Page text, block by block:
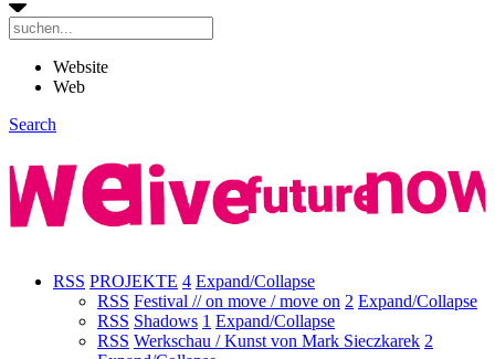
Website
Web
Search
RSS PROJEKTE 4 Expand/Collapse
RSS Festival // on move / move on 2 Expand/Collapse
RSS Shadows 1 Expand/Collapse
RSS Werkschau / Kunst von Mark Sieczkarek 2